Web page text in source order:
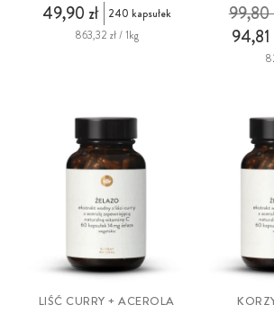
49,90 zł
240 kapsułek
863,32 zł / 1kg
94,81
99,80
LIŚĆ CURRY + ACEROLA